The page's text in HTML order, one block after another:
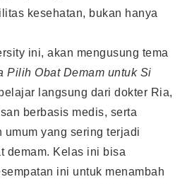
kesehatan, bukan hanya
ini, akan mengusung tema
Pilih Obat Demam untuk Si
langsung dari dokter Ria,
berbasis medis, serta
umum yang sering terjadi
demam. Kelas ini bisa
ini untuk menambah